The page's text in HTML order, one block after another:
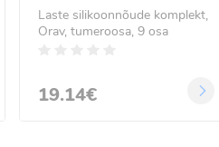
Laste silikoonnõude komplekt,
Orav, tumeroosa, 9 osa
19.14€